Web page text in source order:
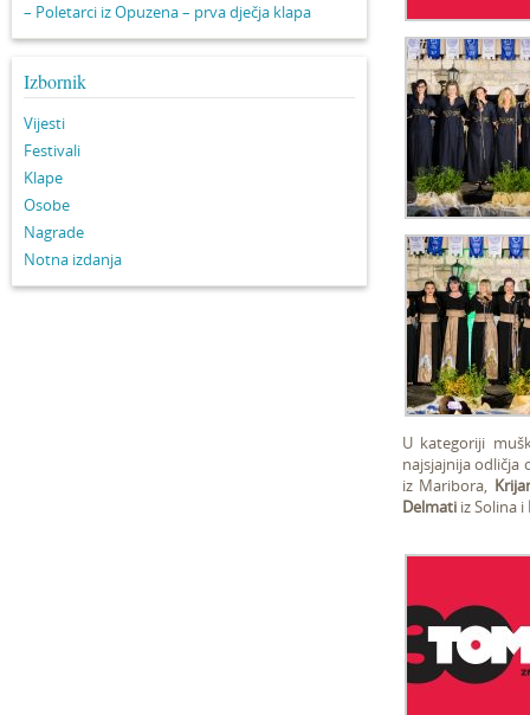
– Poletarci iz Opuzena – prva dječja klapa
Izbornik
Vijesti
Festivali
Klape
Osobe
Nagrade
Notna izdanja
U kategoriji
najsjajnija odličja
iz Maribora,
Delmati iz Solina i